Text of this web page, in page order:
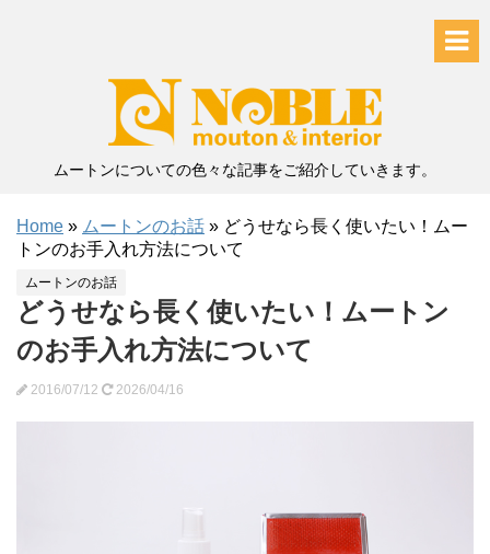
ムートンについての色々な記事をご紹介していきます。
Home » ムートンのお話 » どうせなら長く使いたい！ムー
トンのお手入れ方法について
ムートンのお話
どうせなら長く使いたい！ムートン
のお手入れ方法について
2016/07/12 2026/04/16